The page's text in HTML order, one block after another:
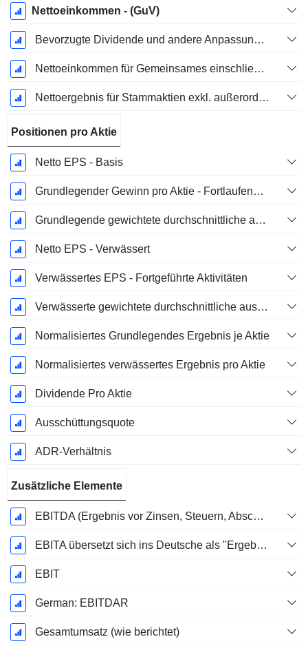
Nettoeinkommen - (GuV)
Bevorzugte Dividende und andere Anpassungen
Nettoeinkommen für Gemeinsames einschließlich außerordentlicher Posten
Nettoergebnis für Stammaktien exkl. außerordentliche Posten
Positionen pro Aktie
Netto EPS - Basis
Grundlegender Gewinn pro Aktie - Fortlaufende Geschäftstätigkeit
Grundlegende gewichtete durchschnittliche ausstehende Aktien
Netto EPS - Verwässert
Verwässertes EPS - Fortgeführte Aktivitäten
Verwässerte gewichtete durchschnittliche ausstehende Aktien
Normalisiertes Grundlegendes Ergebnis je Aktie
Normalisiertes verwässertes Ergebnis pro Aktie
Dividende Pro Aktie
Ausschüttungsquote
ADR-Verhältnis
Zusätzliche Elemente
EBITDA (Ergebnis vor Zinsen, Steuern, Abschreibungen auf immaterielle Vermögenswerte und Sachanlagen)
EBITA übersetzt sich ins Deutsche als "Ergebnis vor Zinsen, Steuern und Abschreibungen".
EBIT
German: EBITDAR
Gesamtumsatz (wie berichtet)